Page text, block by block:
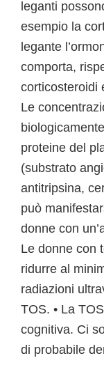
leganti
esempio la
legante
comporta,
corticosteroidi
Le
proteine del
(substrato
antitripsina,
può
donne con
Le donne con
ridurre al
radiazioni
TOS. • La
cognitiva. Ci
di probabile